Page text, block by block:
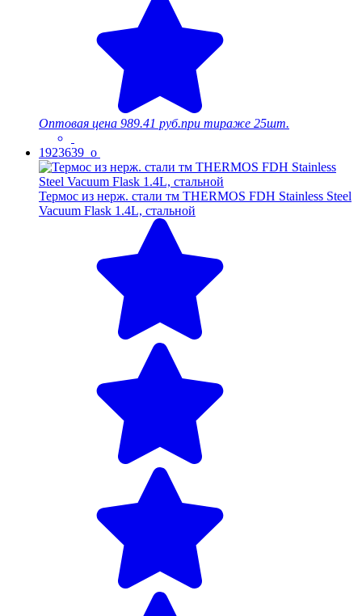
Оптовая цена 989.41 руб.при тираже 25шт.
1923639_o
Термос из нерж. стали тм THERMOS FDH Stainless Steel
Vacuum Flask 1.4L, стальной